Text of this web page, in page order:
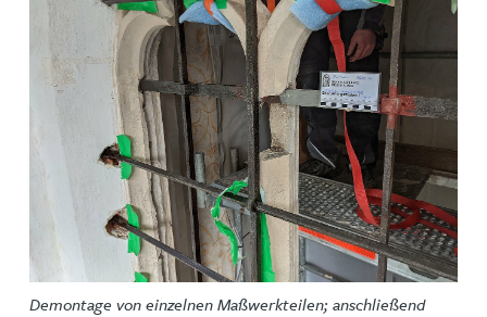
Demontage von einzelnen Maßwerkteilen; anschließend